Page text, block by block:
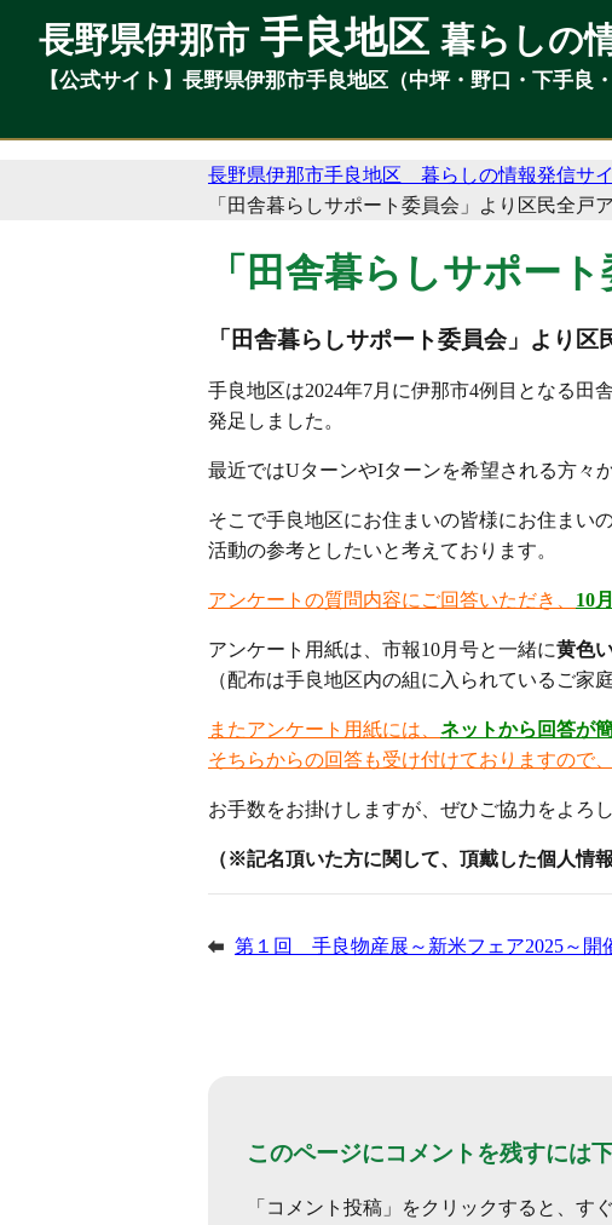
長野県伊那市 手良地区 暮らしの
【公式サイト】長野県伊那市手良地区（中坪・野口・下手良・
長野県伊那市 手良地区 暮らしの
【公式サイト】長野県伊那市手良地区（中坪・野口・下手良・
長野県伊那市手良地区 暮らしの情報発信サ
「田舎暮らしサポート委員会」より区民全戸
「田舎暮らしサポー
「田舎暮らしサポート委員会」より
手良地区は2024年7月に伊那市4例目となる
発足しました。
最近ではUターンやIターンを希望される方々
そこで手良地区にお住まいの皆様にお住まい
活動の参考としたいと考えております。
アンケートの質問内容にご回答いただき、 10
アンケート用紙は、市報10月号と一緒に黄色
（配布は手良地区内の組に入られているご家
またアンケート用紙には、 ネットから回答が
そちらからの回答も受け付けておりますので
お手数をお掛けしますが、ぜひご協力をよろ
（※記名頂いた方に関して、頂戴した個人情
第１回 手良物産展～新米フェア2025～開
このページにコメントを残すには
「コメント投稿」をクリックすると、